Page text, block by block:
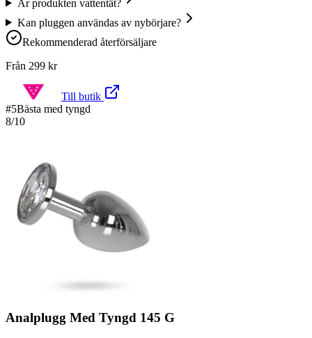
Är produkten vattentät?
Kan pluggen användas av nybörjare?
Rekommenderad återförsäljare
Från 299 kr
Till butik
#5Bästa med tyngd
8/10
Analplugg Med Tyngd 145 G